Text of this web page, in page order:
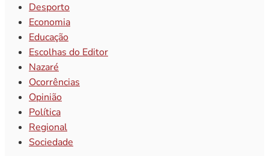
Desporto
Economia
Educação
Escolhas do Editor
Nazaré
Ocorrências
Opinião
Política
Regional
Sociedade